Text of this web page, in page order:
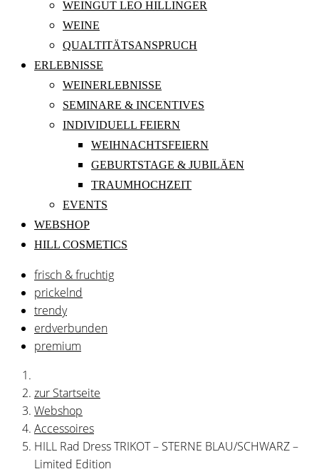
WEINGUT LEO HILLINGER
WEINE
QUALTITÄTSANSPRUCH
ERLEBNISSE
WEINERLEBNISSE
SEMINARE & INCENTIVES
INDIVIDUELL FEIERN
WEIHNACHTSFEIERN
GEBURTSTAGE & JUBILÄEN
TRAUMHOCHZEIT
EVENTS
WEBSHOP
HILL COSMETICS
frisch & fruchtig
prickelnd
trendy
erdverbunden
premium
zur Startseite
Webshop
Accessoires
HILL Rad Dress TRIKOT – STERNE BLAU/SCHWARZ –
Limited Edition